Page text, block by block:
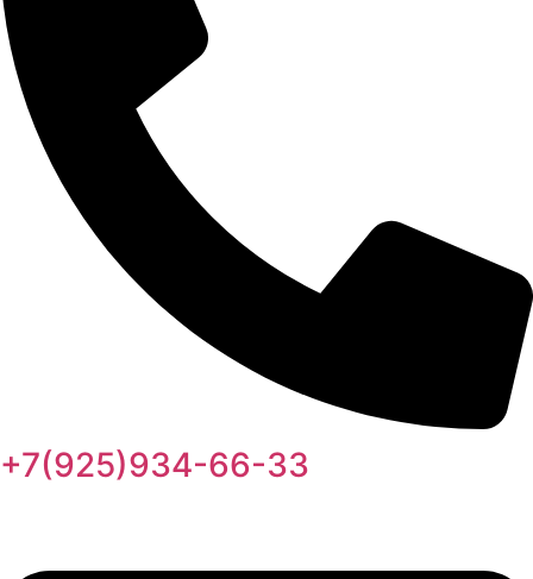
+7(925)934-66-33